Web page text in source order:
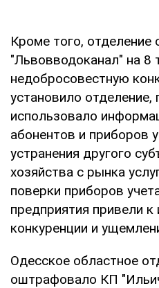
Кроме того,
"Львовводоканал" на 8
недобросовестную
установило отделение,
использовало
абонентов и приборов
устранения другого
хозяйства с рынка
поверки приборов
предприятия привели
конкуренции и
Одесское областное
оштрафовало КП